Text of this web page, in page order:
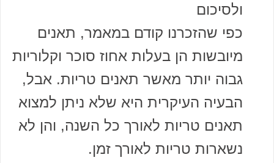
ולסיכום
כפי שהזכרנו קודם במאמר, תאנים
מיובשות הן בעלות אחוז סוכר וקלוריות
גבוה יותר מאשר תאנים טריות. אבל,
הבעיה העיקרית היא שלא ניתן למצוא
תאנים טריות לאורך כל השנה, והן לא
נשארות טריות לאורך זמן.